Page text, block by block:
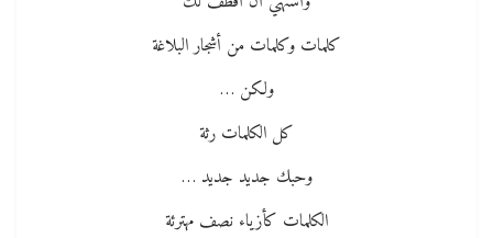
كلمات وكلمات من أشجار البلاغة
ولكن …
كل الكلمات رثة
وحبك جديد جديد …
الكلمات كأزياء نصف مهترئة